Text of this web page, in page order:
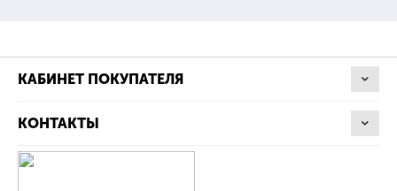
КАБИНЕТ ПОКУПАТЕЛЯ
КОНТАКТЫ